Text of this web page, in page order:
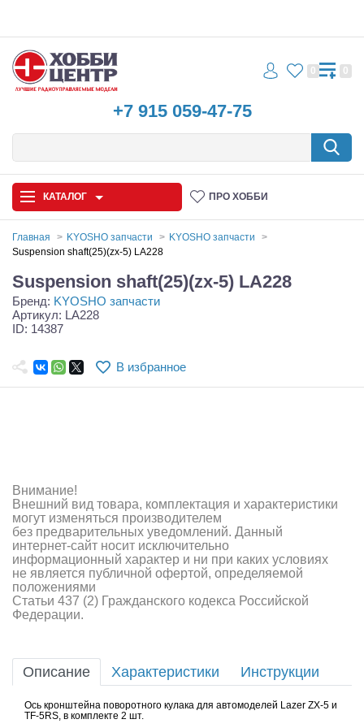
+7 915 059-47-75
0 0
КАТАЛОГ ПРО ХОББИ
Запчасти и аксессуары
Игрушки
Самолеты
Аппаратура и электроника
Аккумуляторы и батарейки
Зарядные устройства и блоки питания
Двигатели
Инструмент,измерительные приборы,расходники
Оптовая продажа запчастей для моделей
Главная KYOSHO запчасти
KYOSHO запчасти
Suspension shaft(25)(zx-5) LA228
Suspension shaft(25)(zx-5) LA228
Бренд: KYOSHO запчасти
Артикул: LA228
ID: 14387
В избранное
Внимание!
Внешний вид товара, комплектация и характеристики
могут изменяться производителем
без предварительных уведомлений. Данный
интернет-сайт носит исключительно
информационный характер и ни при каких условиях
не является публичной офертой, определяемой
положениями
Статьи 437 (2) Гражданского кодекса Российской
Федерации.
Описание Характеристики Инструкции
Ось кронштейна поворотного кулака для автомоделей Lazer ZX-5 и
TF-5RS, в комплекте 2 шт.